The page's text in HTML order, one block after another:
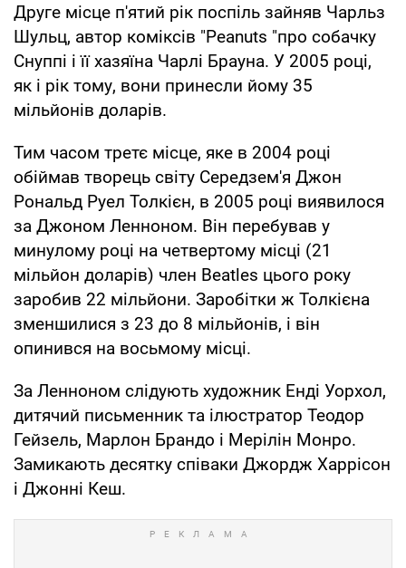
Друге місце п'ятий рік поспіль зайняв Чарльз
Шульц, автор коміксів "Peanuts "про собачку
Снуппі і її хазяїна Чарлі Брауна. У 2005 році,
як і рік тому, вони принесли йому 35
мільйонів доларів.
Тим часом третє місце, яке в 2004 році
обіймав творець світу Середзем'я Джон
Рональд Руел Толкієн, в 2005 році виявилося
за Джоном Ленноном. Він перебував у
минулому році на четвертому місці (21
мільйон доларів) член Beatles цього року
заробив 22 мільйони. Заробітки ж Толкієна
зменшилися з 23 до 8 мільйонів, і він
опинився на восьмому місці.
За Ленноном слідують художник Енді Уорхол,
дитячий письменник та ілюстратор Теодор
Гейзель, Марлон Брандо і Мерілін Монро.
Замикають десятку співаки Джордж Харрісон
і Джонні Кеш.